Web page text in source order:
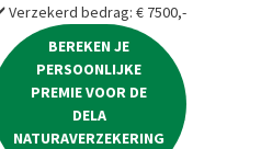
Verzekerd bedrag: € 7500,-
BEREKEN JE
PERSOONLIJKE
PREMIE VOOR DE
DELA
NATURAVERZEKERING